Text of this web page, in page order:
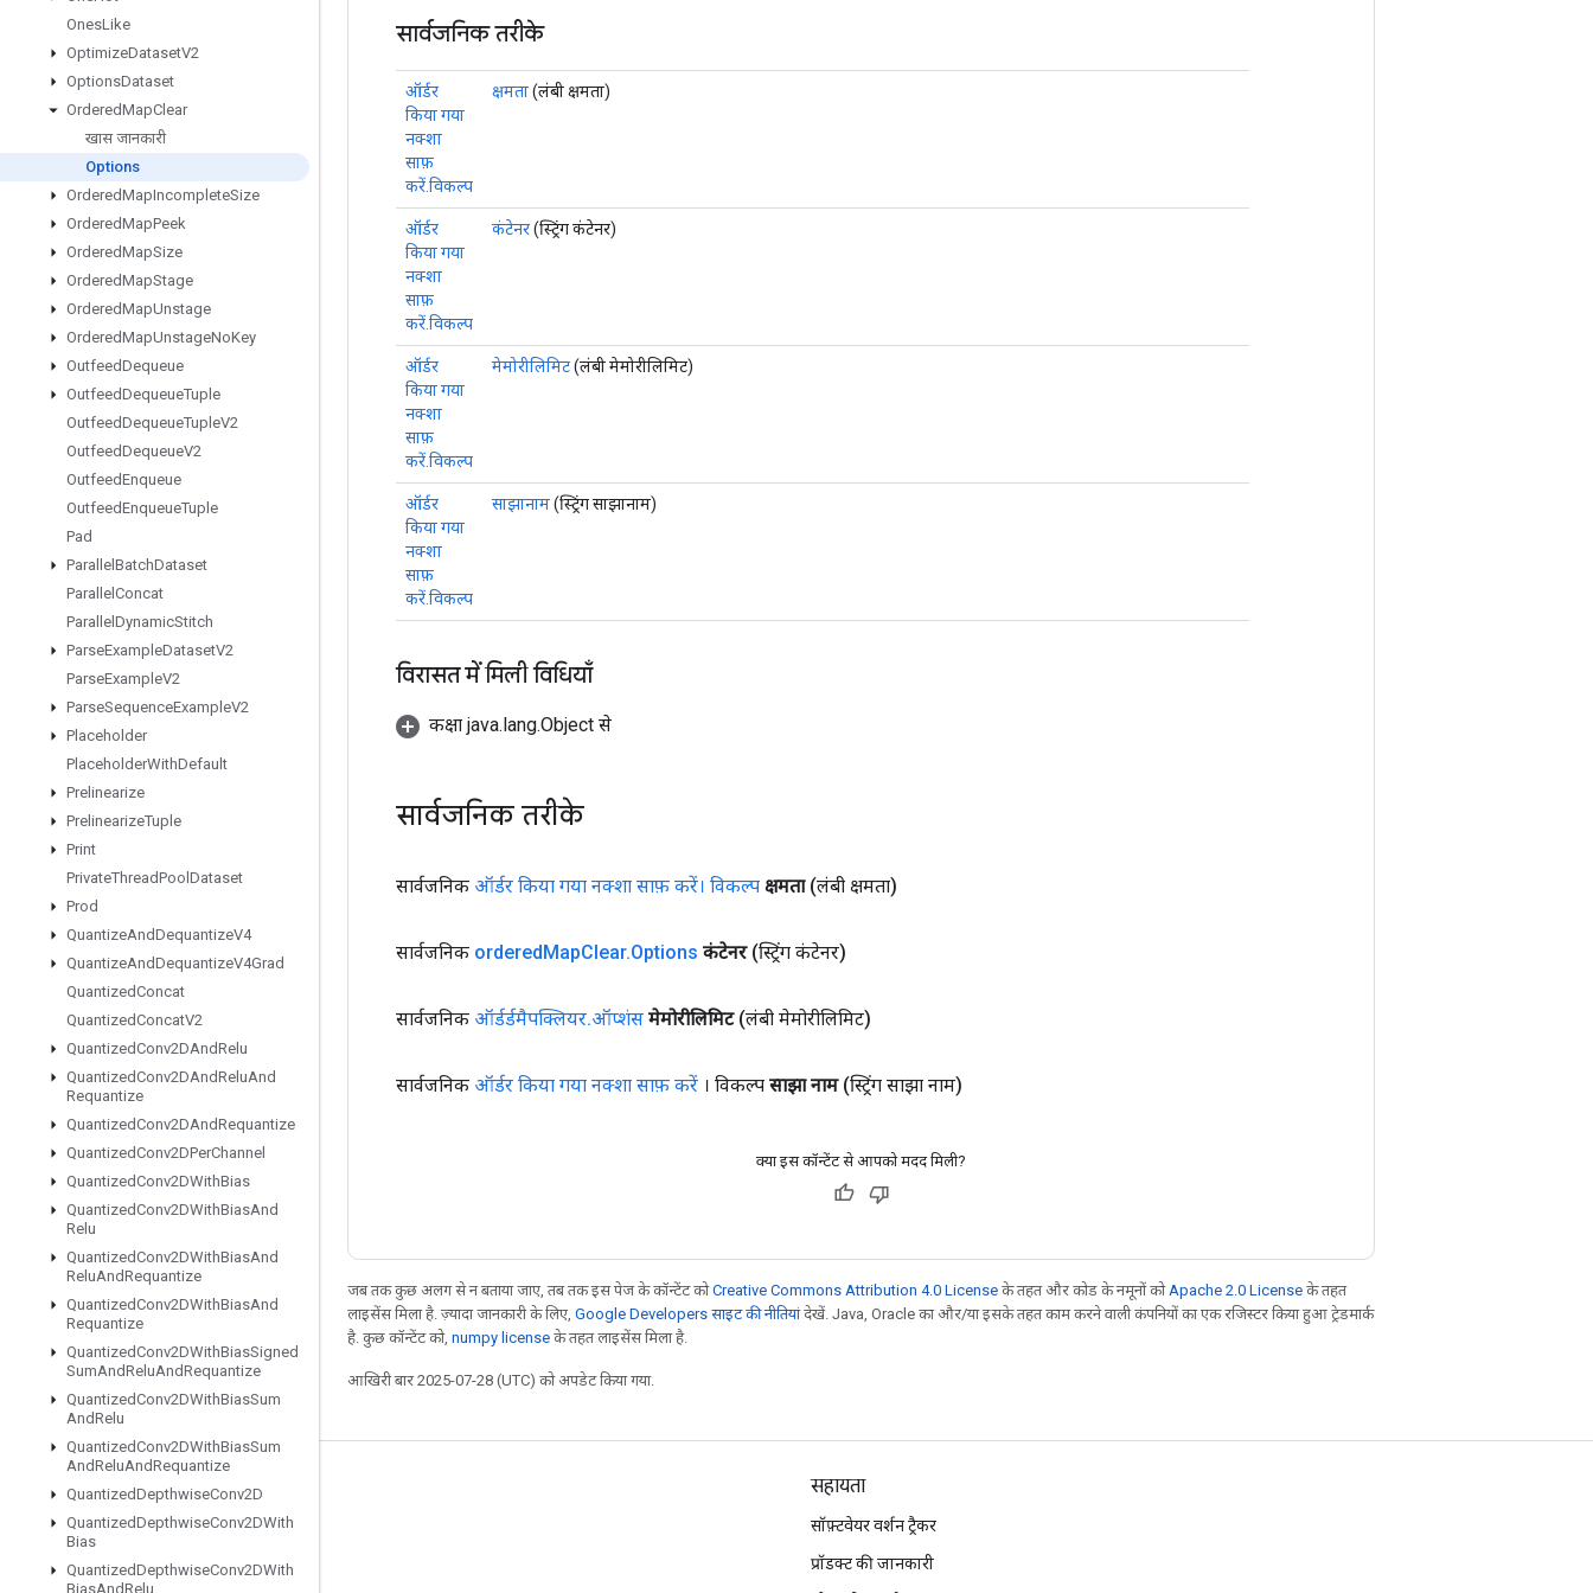
OnesLike
OptimizeDatasetV2
OptionsDataset
OrderedMapClear
खास जानकारी
Options
OrderedMapIncompleteSize
OrderedMapPeek
OrderedMapSize
OrderedMapStage
OrderedMapUnstage
OrderedMapUnstageNoKey
OutfeedDequeue
OutfeedDequeueTuple
OutfeedDequeueTupleV2
OutfeedDequeueV2
OutfeedEnqueue
OutfeedEnqueueTuple
Pad
Parallel BatchDataset
Parallel Concat
Parallel DynamicStitch
ParseExampleDatasetV2
ParseExampleV2
ParseSequenceExampleV2
Placeholder
PlaceholderWithDefault
Prelinearize
PrelinearizeTuple
Print
PrivateThreadPool Dataset
Prod
QuantizeAndDequantizeV4
QuantizeAndDequantizeV4Grad
QuantizedConcat
QuantizedConcatV2
QuantizedConv2DAndRelu
QuantizedConv2DAndReluAnd
Requantize
QuantizedConv2DAndRequantize
QuantizedConv2DPerChannel
QuantizedConv2DWithBias
QuantizedConv2DWithBiasAnd
Relu
QuantizedConv2DWithBiasAnd
ReluAndRequantize
QuantizedConv2DWithBiasAnd
Requantize
QuantizedConv2DWithBiasSigned
SumAndReluAndRequantize
QuantizedConv2DWithBiasSum
AndRelu
QuantizedConv2DWithBiasSum
AndReluAndRequantize
QuantizedDepthwiseConv2D
QuantizedDepthwiseConv2DWith
Bias
QuantizedDepthwiseConv2DWith
BiasAndRelu
सार्वजनिक तरीके
ऑर्डर
किया गया
नक्शा
साफ़
करें.विकल्प
क्षमता(लंबी क्षमता)
ऑर्डर
किया गया
नक्शा
साफ़
करें.विकल्प
कंटेनर(स्ट्रिंग कंटेनर)
ऑर्डर
किया गया
नक्शा
साफ़
करें.विकल्प
मेमोरीलिमिट(लंबी मेमोरीलिमिट)
ऑर्डर
किया गया
नक्शा
साफ़
करें.विकल्प
साझानाम(स्ट्रिंग साझानाम)
विरासत में मिली विधियाँ
कक्षा java.lang.Object से
सार्वजनिक तरीके
सार्वजनिक ऑर्डर किया गया नक्शा साफ़ करें। विकल्प क्षमता (लंबी क्षमता)
सार्वजनिक orderedMapClear.Options कंटेनर (स्ट्रिंग कंटेनर)
सार्वजनिक ऑर्डर्डमैपक्लियर.ऑप्शंस मेमोरीलिमिट (लंबी मेमोरीलिमिट)
सार्वजनिक ऑर्डर किया गया नक्शा साफ़ करें । विकल्प साझा नाम (स्ट्रिंग साझा नाम)
क्या इस कॉन्टेंट से आपको मदद मिली?
जब तक कुछ अलग से न बताया जाए, तब तक इस पेज के कॉन्टेंट कोCreative Commons Attribution 4.0 License के तहत और कोड के नमूनों को Apache 2.0 License के तहत
लाइसेंस मिला है. ज़्यादा जानकारी के लिए, Google Developers साइट की नीतियांदेखें. Java, Oracle का और/या इसके तहत काम करने वाली कंपनियों का एक रजिस्टर किया हुआ ट्रेडमार्क
है. कुछ कॉन्टेंट को, numpy license के तहत लाइसेंस मिला है.
आखिरी बार 2025-07-28 (UTC) को अपडेट किया गया.
जुड़े रहें
ब्लॉग
फ़ोरम
सहायता
सॉफ़्टवेयर वर्शन ट्रैकर
प्रॉडक्ट की जानकारी